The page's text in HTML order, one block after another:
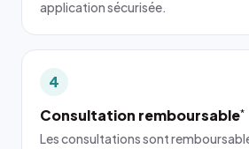
application sécurisée.
4
Consultation remboursable*
Les consultations sont